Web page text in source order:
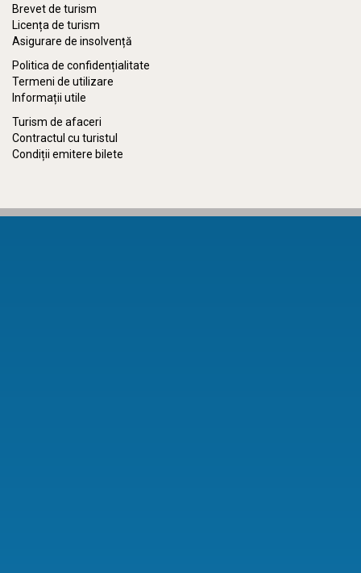
Brevet de turism
Licența de turism
Asigurare de insolvență
Politica de confidențialitate
Termeni de utilizare
Informații utile
Turism de afaceri
Contractul cu turistul
Condiții emitere bilete